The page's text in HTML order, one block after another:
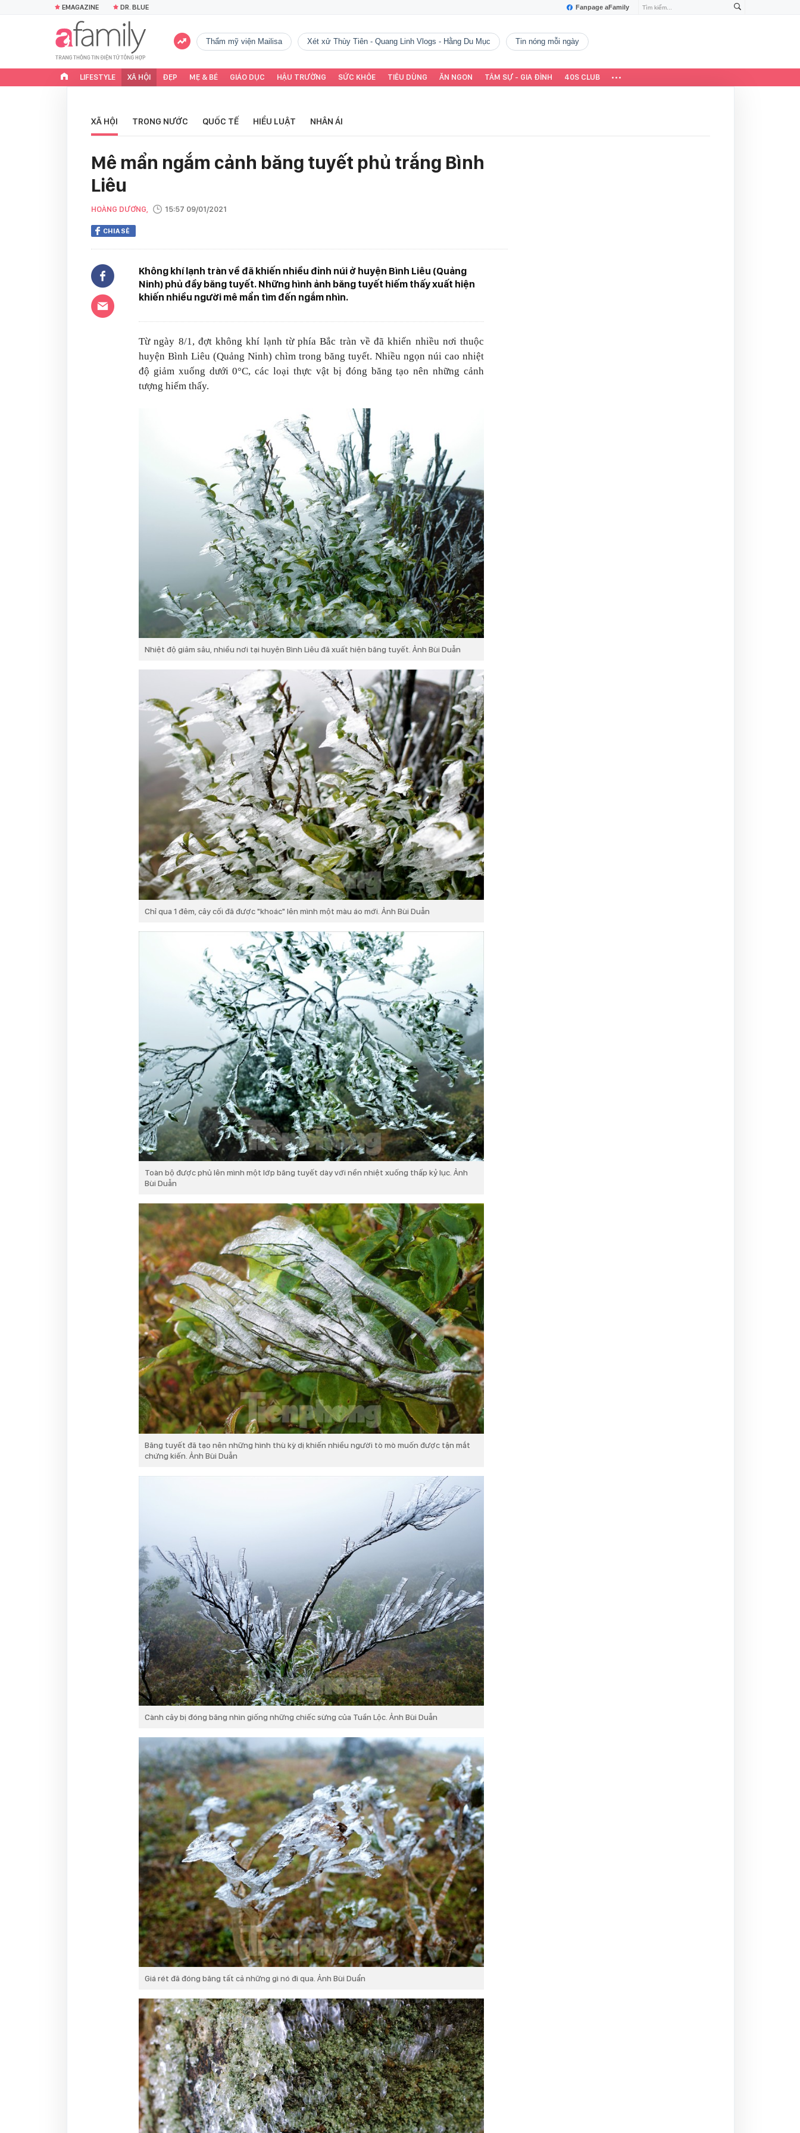
Fanpage aFamily
EMAGAZINE DR. BLUE
Thẩm mỹ viện Mailisa Xét xử Thùy Tiên - Quang Linh Vlogs - Hằng Du Mục tin nóng mỗi ngày
LIFESTYLE XÃ HỘI ĐẸP MẸ & BÉ GIÁO DỤC HẬU TRƯỜNG SỨC KHỎE TIÊU DÙNG ĂN NGON TÂM SỰ - GIA ĐÌNH 40S CLUB
XÃ HỘI TRONG NƯỚC QUỐC TẾ HIỂU LUẬT NHÂN ÁI
Mê mẩn ngắm cảnh băng tuyết phủ trắng Bình
Liêu
HOÀNG DƯƠNG, 15:57 09/01/2021
CHIA SẺ
Không khí lạnh tràn về đã khiến nhiều đỉnh núi ở huyện Bình Liêu (Quảng
Ninh) phủ đầy băng tuyết. Những hình ảnh băng tuyết hiếm thấy xuất hiện
khiến nhiều người mê mẩn tìm đến ngắm nhìn.
Từ ngày 8/1, đợt không khí lạnh từ phía Bắc tràn về đã khiến nhiều nơi thuộc
huyện Bình Liêu (Quảng Ninh) chìm trong băng tuyết. Nhiều ngọn núi cao nhiệt
độ giảm xuống dưới 0°C, các loại thực vật bị đóng băng tạo nên những cảnh
tượng hiếm thấy.
Nhiệt độ giảm sâu, nhiều nơi tại huyện Bình Liêu đã xuất hiện băng tuyết. Ảnh Bùi Duẫn
Chỉ qua 1 đêm, cây cối đã được "khoác" lên mình một màu áo mới. Ảnh Bùi Duẫn
Toàn bộ được phủ lên mình một lớp băng tuyết dày với nền nhiệt xuống thấp kỷ lục. Ảnh
Bùi Duẫn
Băng tuyết đã tạo nên những hình thù kỳ dị khiến nhiều người tò mò muốn được tận mắt
chứng kiến. Ảnh Bùi Duẫn
Cành cây bị đóng băng nhìn giống những chiếc sừng của Tuần Lộc. Ảnh Bùi Duẫn
Giá rét đã đóng băng tất cả những gì nó đi qua. Ảnh Bùi Duẩn